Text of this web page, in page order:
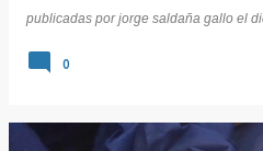
publicadas porjorge saldaña gallo el
0